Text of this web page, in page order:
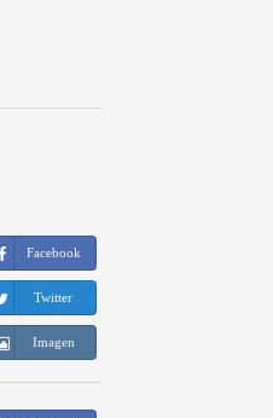
Facebook
Twitter
Imagen